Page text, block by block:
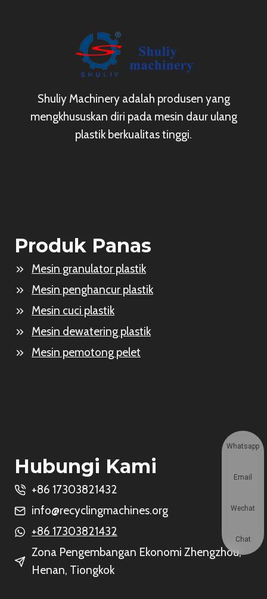
Shuliy Machinery adalah produsen yang
mengkhususkan diri pada mesin daur ulang
plastik berkualitas tinggi.
Produk Panas
Mesin granulator plastik
Mesin penghancur plastik
Mesin cuci plastik
Mesin dewatering plastik
Mesin pemotong pelet
Hubungi Kami
+86 17303821432
info@recyclingmachines.org
+86 17303821432
Zona Pengembangan Ekonomi Zhengzhou,
Henan, Tiongkok
Whatsapp
Email
Wechat
Chat